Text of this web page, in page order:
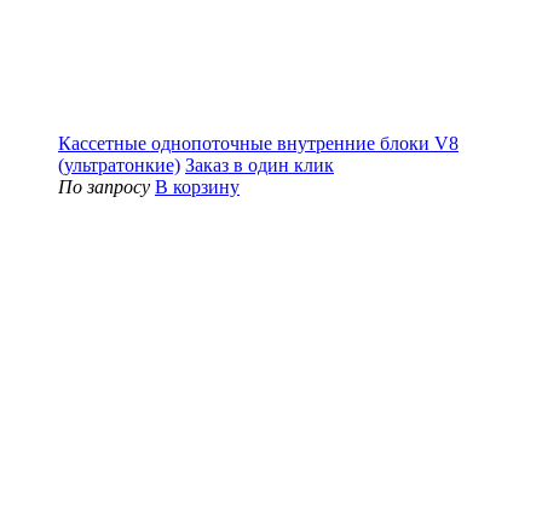
Кассетные однопоточные внутренние блоки V8
(ультратонкие) Заказ в один клик
По запросу В корзину